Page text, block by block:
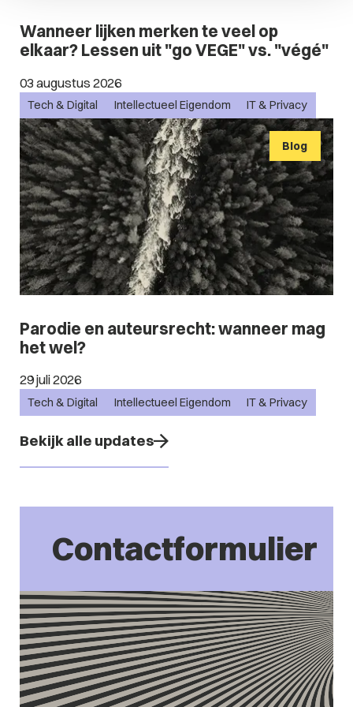
Wanneer lijken merken te veel op
elkaar? Lessen uit "go VEGE" vs. "végé"
03 augustus 2026
Tech & Digital Intellectueel Eigendom IT & Privacy
Parodie en auteursrecht: wanneer mag
het wel?
29 juli 2026
Tech & Digital Intellectueel Eigendom IT & Privacy
Blog
Bekijk alle updates
Contactformulier